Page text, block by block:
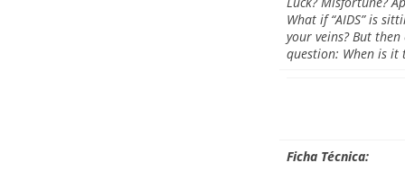
What if “AIDS” is
your veins? But
question: When is it
Ficha Técnica: